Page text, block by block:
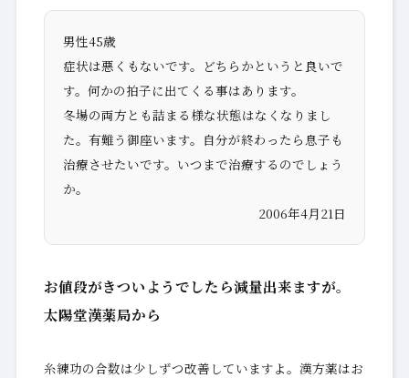
男性45歳
症状は悪くもないです。どちらかというと良いで
す。何かの拍子に出てくる事はあります。
冬場の両方とも詰まる様な状態はなくなりまし
た。有難う御座います。自分が終わったら息子も
治療させたいです。いつまで治療するのでしょう
か。
2006年4月21日
お値段がきついようでしたら減量出来ますが。
太陽堂漢薬局から
糸練功の合数は少しずつ改善していますよ。漢方薬はお